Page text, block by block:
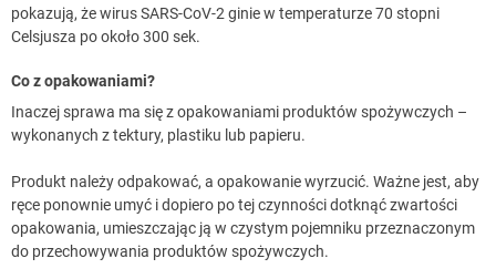
pokazują, że wirus SARS-CoV-2 ginie w temperaturze 70 stopni
Celsjusza po około 300 sek.
Co z opakowaniami?
Inaczej sprawa ma się z opakowaniami produktów spożywczych –
wykonanych z tektury, plastiku lub papieru.
Produkt należy odpakować, a opakowanie wyrzucić. Ważne jest, aby
ręce ponownie umyć i dopiero po tej czynności dotknąć zwartości
opakowania, umieszczając ją w czystym pojemniku przeznaczonym
do przechowywania produktów spożywczych.